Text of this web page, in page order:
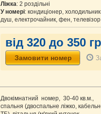
Ліжка: 2 роздільні
У номері: кондиціонер,
душ, електрочайник, фен, телевізор
від 320 до 350
Двокімнатний номер, 30-40 кв.м.,
спальня (двоспальне ліжко,